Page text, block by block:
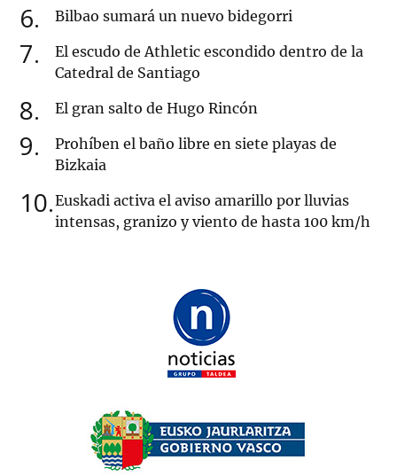
6 Bilbao sumará un nuevo bidegorri
7
El escudo de Athletic escondido dentro de la
Catedral de Santiago
8 El gran salto de Hugo Rincón
9
Prohíben el baño libre en siete playas de
Bizkaia
10 Euskadi activa el aviso amarillo por lluvias
intensas, granizo y viento de hasta 100 km/h